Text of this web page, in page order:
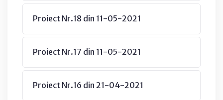
Proiect Nr.18 din 11-05-2021
Proiect Nr.17 din 11-05-2021
Proiect Nr.16 din 21-04-2021